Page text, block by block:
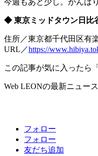
◆ 東京ミッドタウン日比
住所／東京都千代田区有
URL／https://
この記事が気に入ったら
Web LEONの最新ニュー
フォロー
フォロー
友だち追加